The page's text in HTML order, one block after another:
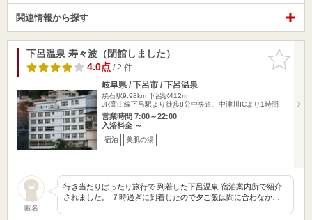
関連情報から探す
お気に入
りに追加
下呂温泉 寿々波（閉館しました）
4.0点/ 2 件
岐阜県 / 下呂市 / 下呂温泉
焼石駅9.98km 下呂駅412m
JR高山線下呂駅より徒歩8分中央道、中津川ICより1時間
営業時間 7:00～22:00
入浴料金 ～
宿泊 美肌の湯
匿名
行き当たりばったり旅行で 到着した下呂温泉 宿泊案内所で紹介
されました。 ７時過ぎに到着したので夕ご飯は間に合わなか…